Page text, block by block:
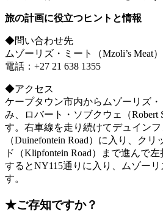
旅の計画に役立つヒントと情報
◆問い合わせ先
ムゾーリズ・ミート（Mzoli’s Meat）
電話：+27 21 638 1355
◆アクセス
ケープタウン市内からムゾーリズ
み、ロバート・ソブクウェ（Robert
す。右車線を走り続けてデュイン
（Duinefontein Road）に入り、ク
ド（Klipfontein Road）まで進んで
するとNY115通りに入り、ムゾー
す。
★ご存知ですか？